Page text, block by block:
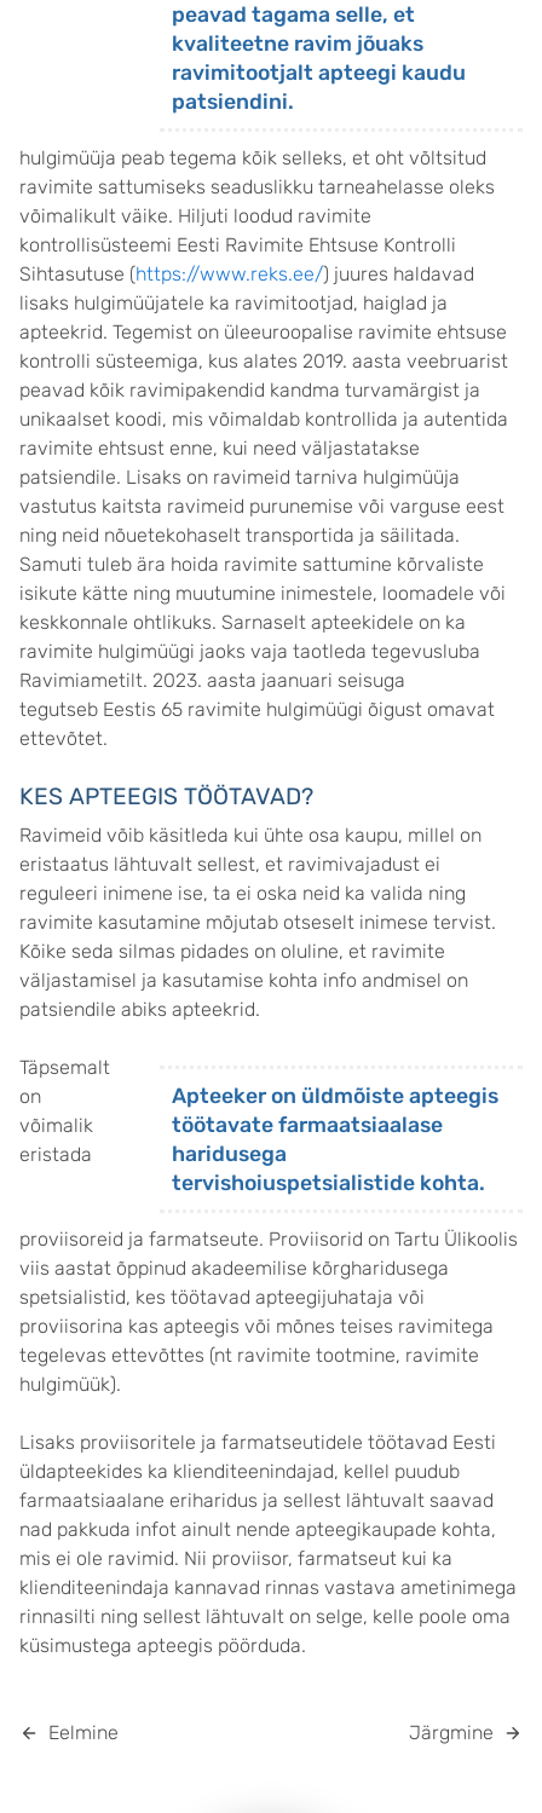
peavad tagama selle, et
kvaliteetne ravim jõuaks
ravimitootjalt apteegi kaudu
patsiendini.
hulgimüüja peab tegema kõik selleks, et oht võltsitud
ravimite sattumiseks seaduslikku tarneahelasse oleks
võimalikult väike. Hiljuti loodud ravimite
kontrollisüsteemi Eesti Ravimite Ehtsuse Kontrolli
Sihtasutuse (https://www.reks.ee/) juures haldavad
lisaks hulgimüüjatele ka ravimitootjad, haiglad ja
apteekrid. Tegemist on üleeuroopalise ravimite ehtsuse
kontrolli süsteemiga, kus alates 2019. aasta veebruarist
peavad kõik ravimipakendid kandma turvamärgist ja
unikaalset koodi, mis võimaldab kontrollida ja autentida
ravimite ehtsust enne, kui need väljastatakse
patsiendile. Lisaks on ravimeid tarniva hulgimüüja
vastutus kaitsta ravimeid purunemise või varguse eest
ning neid nõuetekohaselt transportida ja säilitada.
Samuti tuleb ära hoida ravimite sattumine kõrvaliste
isikute kätte ning muutumine inimestele, loomadele või
keskkonnale ohtlikuks. Sarnaselt apteekidele on ka
ravimite hulgimüügi jaoks vaja taotleda tegevusluba
Ravimiametilt. 2023. aasta jaanuari seisuga
tegutseb Eestis 65 ravimite hulgimüügi õigust omavat
ettevõtet.
KES APTEEGIS TÖÖTAVAD?
Ravimeid võib käsitleda kui ühte osa kaupu, millel on
eristaatus lähtuvalt sellest, et ravimivajadust ei
reguleeri inimene ise, ta ei oska neid ka valida ning
ravimite kasutamine mõjutab otseselt inimese tervist.
Kõike seda silmas pidades on oluline, et ravimite
väljastamisel ja kasutamise kohta info andmisel on
patsiendile abiks apteekrid.
Apteeker on üldmõiste apteegis
töötavate farmaatsiaalase
haridusega
tervishoiuspetsialistide kohta.
Täpsemalt
on
võimalik
eristada
proviisoreid ja farmatseute. Proviisorid on Tartu Ülikoolis
viis aastat õppinud akadeemilise kõrgharidusega
spetsialistid, kes töötavad apteegijuhataja või
proviisorina kas apteegis või mõnes teises ravimitega
tegelevas ettevõttes (nt ravimite tootmine, ravimite
hulgimüük).
Lisaks proviisoritele ja farmatseutidele töötavad Eesti
üldapteekides ka klienditeenindajad, kellel puudub
farmaatsiaalane eriharidus ja sellest lähtuvalt saavad
nad pakkuda infot ainult nende apteegikaupade kohta,
mis ei ole ravimid. Nii proviisor, farmatseut kui ka
klienditeenindaja kannavad rinnas vastava ametinimega
rinnasilti ning sellest lähtuvalt on selge, kelle poole oma
küsimustega apteegis pöörduda.
Eelmine Järgmine